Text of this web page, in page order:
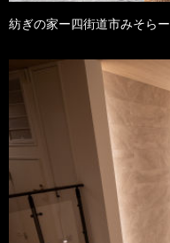
紡ぎの家ー四街道市みそらー